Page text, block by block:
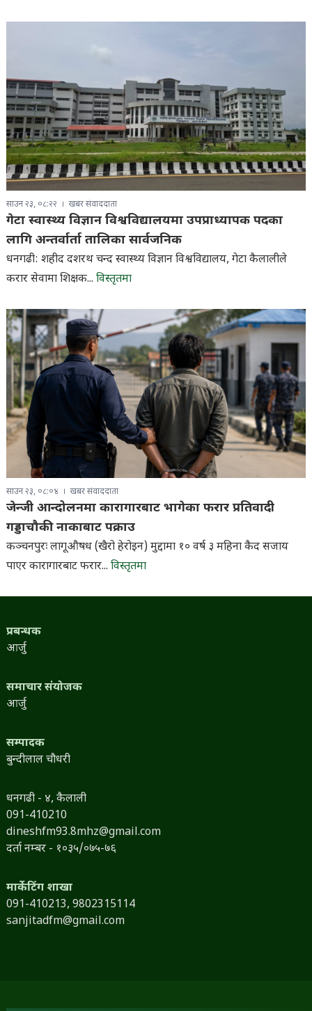
साउन २३, ०८:२२ खबर संवाददाता
गेटा स्वास्थ्य विज्ञान विश्वविद्यालयमा उपप्राध्यापक पदका
लागि अन्तर्वार्ता तालिका सार्वजनिक
धनगढी: शहीद दशरथ चन्द स्वास्थ्य विज्ञान विश्वविद्यालय, गेटा कैलालीले
करार सेवामा शिक्षक... विस्तृतमा
साउन २३, ०८:०४ खबर संवाददाता
जेन्जी आन्दोलनमा कारागारबाट भागेका फरार प्रतिवादी
गड्डाचौकी नाकाबाट पक्राउ
कञ्चनपुरः लागूऔषध (खैरो हेरोइन) मुद्दामा १० वर्ष ३ महिना कैद सजाय
पाएर कारागारबाट फरार... विस्तृतमा
प्रबन्धक
आर्जु
समाचार संयोजक
आर्जु
सम्पादक
बुन्दीलाल चौधरी
धनगढी - ४, कैलाली
091-410210
dineshfm93.8mhz@gmail.com
दर्ता नम्बर - १०३५/०७५-७६
मार्केटिंग शाखा
091-410213, 9802315114
sanjitadfm@gmail.com